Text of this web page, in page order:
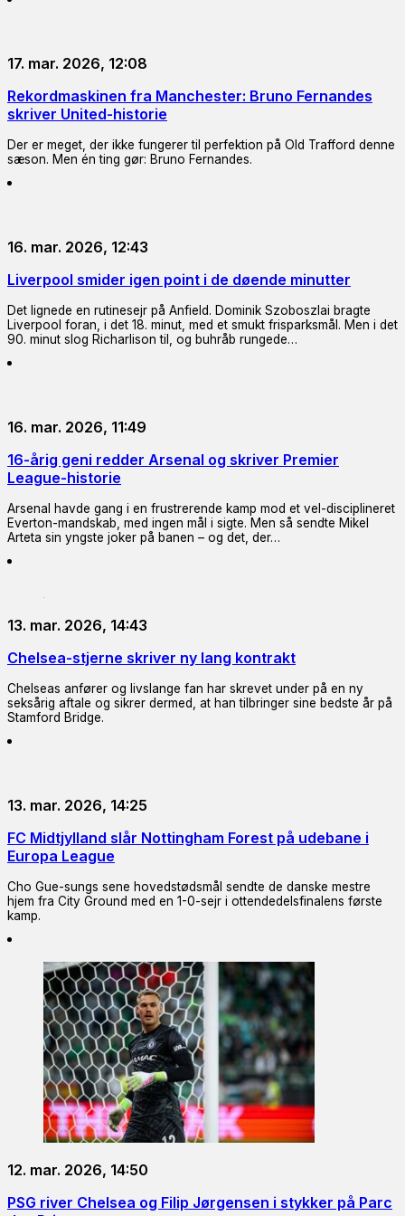
17. mar. 2026, 12:08
Rekordmaskinen fra Manchester: Bruno Fernandes
skriver United-historie
Der er meget, der ikke fungerer til perfektion på Old Trafford denne
sæson. Men én ting gør: Bruno Fernandes.
16. mar. 2026, 12:43
Liverpool smider igen point i de døende minutter
Det lignede en rutinesejr på Anfield. Dominik Szoboszlai bragte
Liverpool foran, i det 18. minut, med et smukt frisparksmål. Men i det
90. minut slog Richarlison til, og buhråb rungede…
16. mar. 2026, 11:49
16-årig geni redder Arsenal og skriver Premier
League-historie
Arsenal havde gang i en frustrerende kamp mod et vel-disciplineret
Everton-mandskab, med ingen mål i sigte. Men så sendte Mikel
Arteta sin yngste joker på banen – og det, der…
13. mar. 2026, 14:43
Chelsea-stjerne skriver ny lang kontrakt
Chelseas anfører og livslange fan har skrevet under på en ny
seksårig aftale og sikrer dermed, at han tilbringer sine bedste år på
Stamford Bridge.
13. mar. 2026, 14:25
FC Midtjylland slår Nottingham Forest på udebane i
Europa League
Cho Gue-sungs sene hovedstødsmål sendte de danske mestre
hjem fra City Ground med en 1-0-sejr i ottendedelsfinalens første
kamp.
12. mar. 2026, 14:50
PSG river Chelsea og Filip Jørgensen i stykker på Parc